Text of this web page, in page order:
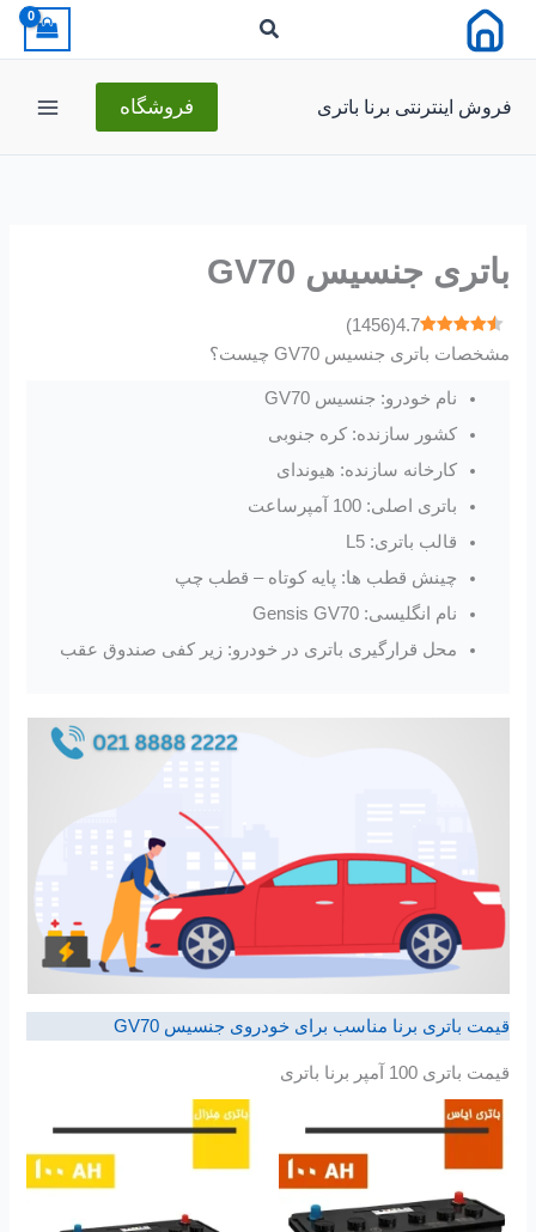
فروش اینترنتی برنا باتری فروشگاه
باتری جنسیس GV70
4.7
(
1456
)
مشخصات باتری جنسیس GV70 چیست؟
نام خودرو: جنسیس GV70
کشور سازنده: کره جنوبی
کارخانه سازنده: هیوندای
باتری اصلی: 100 آمپرساعت
قالب باتری: L5
چینش قطب ها: پایه کوتاه – قطب چپ
نام انگلیسی: Gensis GV70
محل قرارگیری باتری در خودرو: زیر کفی صندوق عقب
قیمت باتری برنا مناسب برای خودروی جنسیس GV70
قیمت باتری 100 آمپر برنا باتری